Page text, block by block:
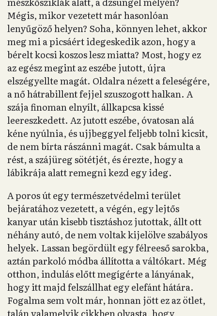
Mégis, mikor vezetett már hasonlóan
lenyűgöző helyen? Soha, könnyen lehet, akkor
meg mi a picsáért idegeskedik azon, hogy a
bérelt kocsi koszos lesz miatta? Most, hogy ez
az egész megint az eszébe jutott, újra
elszégyellte magát. Oldalra nézett a feleségére,
a nő hátrabillent fejjel szuszogott halkan. A
szája finoman elnyílt, állkapcsa kissé
leereszkedett. Az jutott eszébe, óvatosan alá
kéne nyúlnia, és ujjbeggyel feljebb tolni kicsit,
de nem bírta rászánni magát. Csak bámulta a
rést, a szájüreg sötétjét, és érezte, hogy a
lábikrája alatt remegni kezd egy ideg.
A poros út egy természetvédelmi terület
bejáratához vezetett, a végén, egy lejtős
kanyar után kisebb tisztáshoz jutottak, állt ott
néhány autó, de nem voltak kijelölve szabályos
helyek. Lassan begördült egy félreeső sarokba,
aztán parkoló módba állította a váltókart. Még
otthon, indulás előtt megígérte a lányának,
hogy itt majd felszállhat egy elefánt hátára.
Fogalma sem volt már, honnan jött ez az ötlet,
talán valamelyik cikkben olvasta, hogy